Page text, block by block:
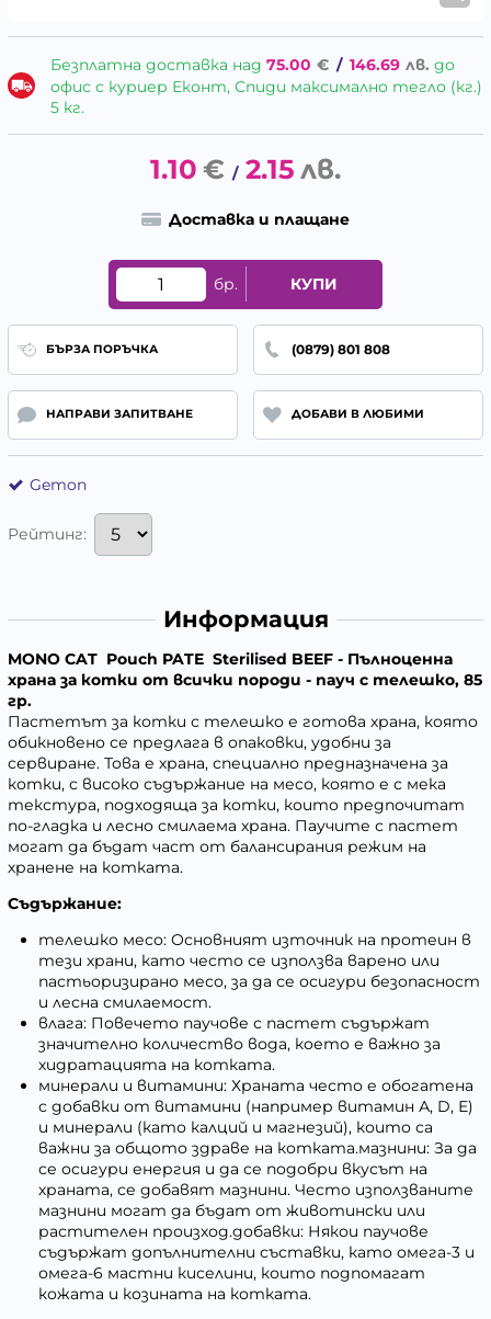
Безплатна доставка над 75.00 € / 146.69 лв. до
офис с куриер Еконт, Спиди максимално тегло (кг.)
5 кг.
1.10 € / 2.15 лв.
Доставка и плащане
бр. КУПИ
БЪРЗА ПОРЪЧКА (0879) 801 808
НАПРАВИ ЗАПИТВАНЕ ДОБАВИ В ЛЮБИМИ
Gemon
Рейтинг:
Информация
MONO CAT Pouch PATE Sterilised BEEF - Пълноценна
храна за котки от всички породи - пауч с телешко, 85
гр.
Пастетът за котки с телешко е готова храна, която
обикновено се предлага в опаковки, удобни за
сервиране. Това е храна, специално предназначена за
котки, с високо съдържание на месо, която е с мека
текстура, подходяща за котки, които предпочитат
по-гладка и лесно смилаема храна. Паучите с пастет
могат да бъдат част от балансирания режим на
хранене на котката.
Съдържание:
телешко месо: Основният източник на протеин в
тези храни, като често се използва варено или
пастьоризирано месо, за да се осигури безопасност
и лесна смилаемост.
влага: Повечето паучове с пастет съдържат
значително количество вода, което е важно за
хидратацията на котката.
минерали и витамини: Храната често е обогатена
с добавки от витамини (например витамин А, D, Е)
и минерали (като калций и магнезий), които са
важни за общото здраве на котката.мазнини: За да
се осигури енергия и да се подобри вкусът на
храната, се добавят мазнини. Често използваните
мазнини могат да бъдат от животински или
растителен произход.добавки: Някои паучове
съдържат допълнителни съставки, като омега-3 и
омега-6 мастни киселини, които подпомагат
кожата и козината на котката.